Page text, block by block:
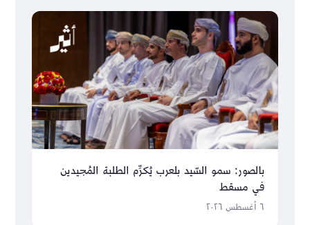
بالصور: سمو السّيد بلعرب يُكرِّم الطلبة المُجيدين
في مسقط
٦ أغسطس ٢٠٢٦